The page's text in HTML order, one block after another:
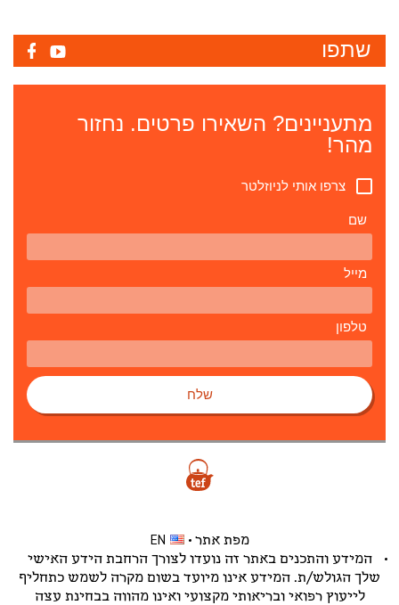
שתפו
מתעניינים? השאירו פרטים. נחזור
מהר!
צרפו אותי לניוזלטר
שם
מייל
טלפון
שלח
מפת אתר
EN
המידע והתכנים באתר זה נועדו לצורך הרחבת הידע האישי
שלך הגולש/ת. המידע אינו מיועד בשום מקרה לשמש כתחליף
לייעוץ רפואי ובריאותי מקצועי ואינו מהווה בבחינת עצה